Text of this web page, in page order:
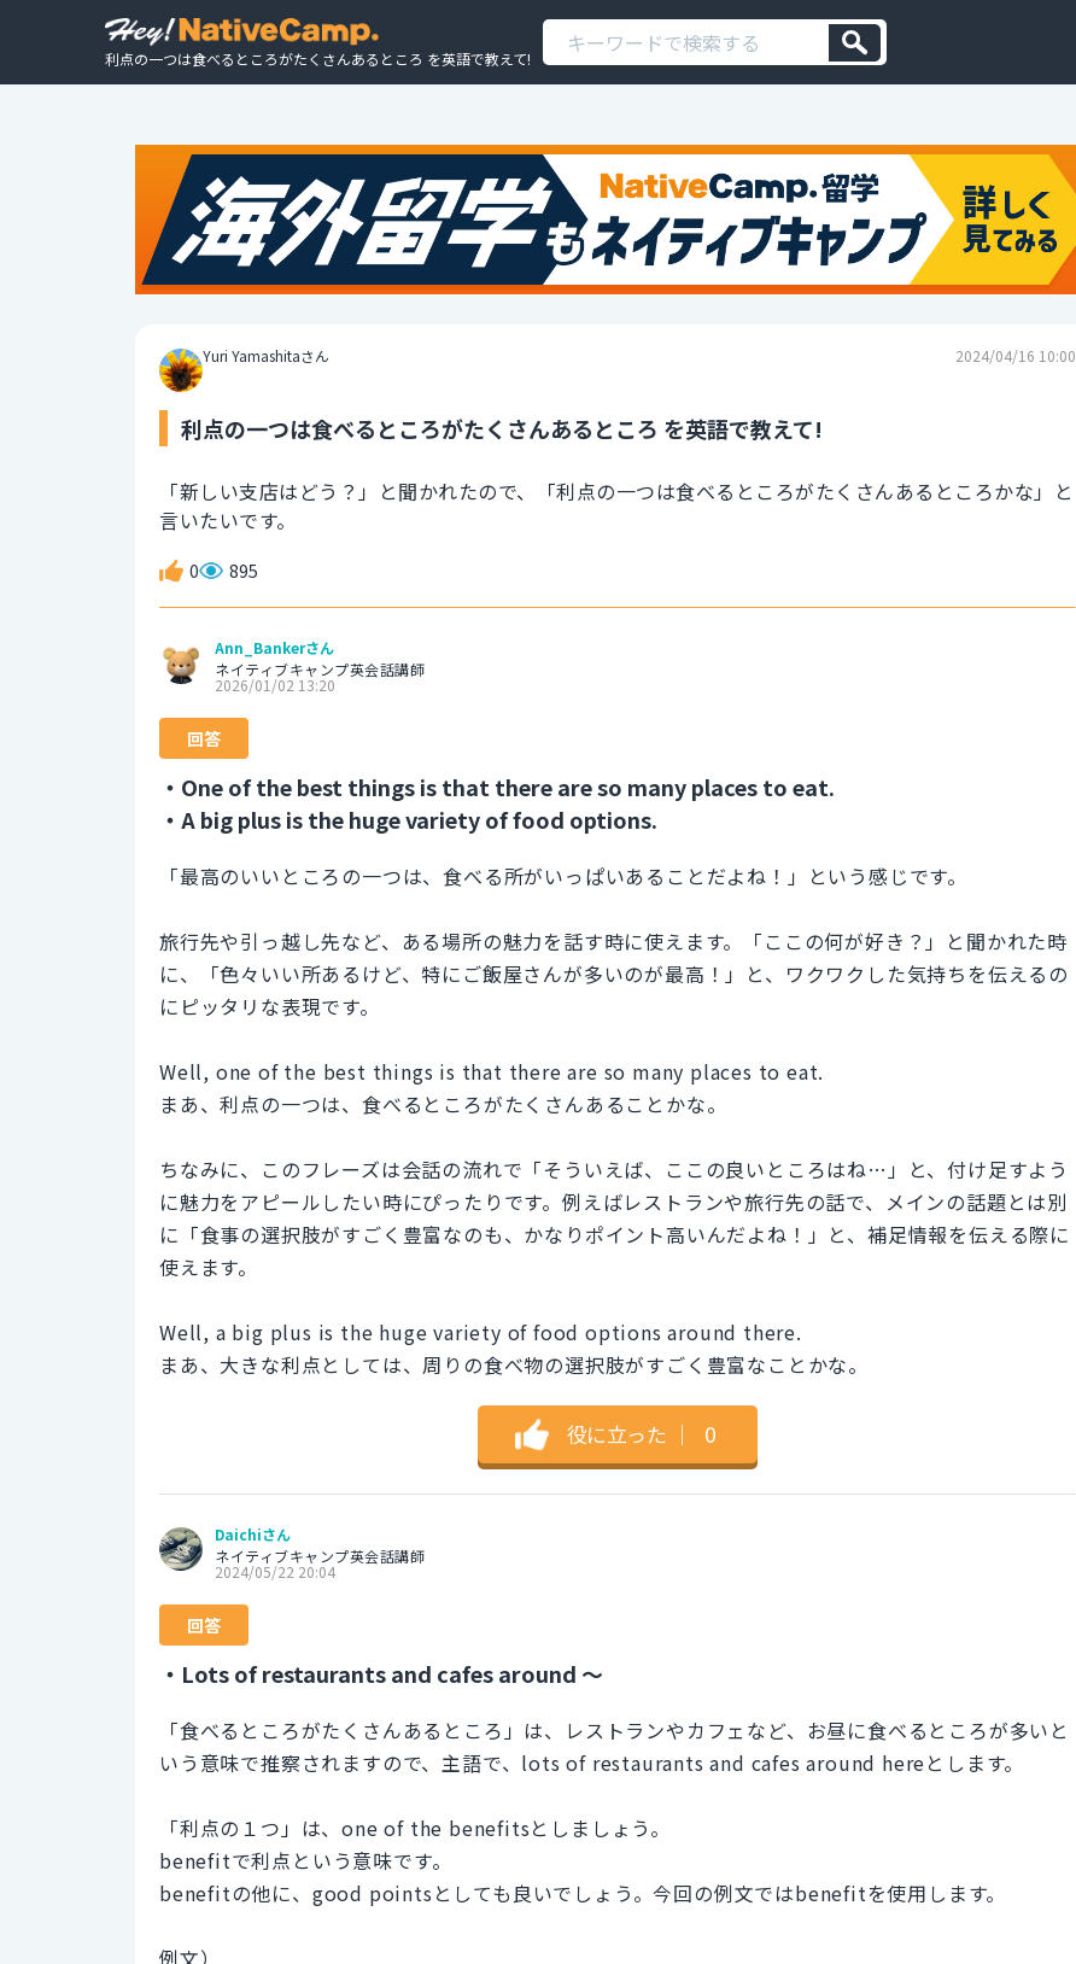
利点の一つは食べるところがたくさんあるところ を英語で教えて!
Yuri Yamashitaさん 2024/04/16 10:00
利点の一つは食べるところがたくさんあるところ を英語で教えて!
「新しい支店はどう？」と聞かれたので、「利点の一つは食べるところがたくさんあるところかな」と
言いたいです。
0 895
Ann_Bankerさん
ネイティブキャンプ英会話講師
2026/01/02 13:20
回答
・One of the best things is that there are so many places to eat.
・A big plus is the huge variety of food options.
「最高のいいところの一つは、食べる所がいっぱいあることだよね！」という感じです。
旅行先や引っ越し先など、ある場所の魅力を話す時に使えます。「ここの何が好き？」と聞かれた時
に、「色々いい所あるけど、特にご飯屋さんが多いのが最高！」と、ワクワクした気持ちを伝えるの
にピッタリな表現です。
Well, one of the best things is that there are so many places to eat.
まあ、利点の一つは、食べるところがたくさんあることかな。
ちなみに、このフレーズは会話の流れで「そういえば、ここの良いところはね…」と、付け足すよう
に魅力をアピールしたい時にぴったりです。例えばレストランや旅行先の話で、メインの話題とは別
に「食事の選択肢がすごく豊富なのも、かなりポイント高いんだよね！」と、補足情報を伝える際に
使えます。
Well, a big plus is the huge variety of food options around there.
まあ、大きな利点としては、周りの食べ物の選択肢がすごく豊富なことかな。
役に立った ｜ 0
Daichiさん
ネイティブキャンプ英会話講師
2024/05/22 20:04
回答
・Lots of restaurants and cafes around 〜
「食べるところがたくさんあるところ」は、レストランやカフェなど、お昼に食べるところが多いと
いう意味で推察されますので、主語で、lots of restaurants and cafes around hereとします。
「利点の１つ」は、one of the benefitsとしましょう。
benefitで利点という意味です。
benefitの他に、good pointsとしても良いでしょう。今回の例文ではbenefitを使用します。
例文）